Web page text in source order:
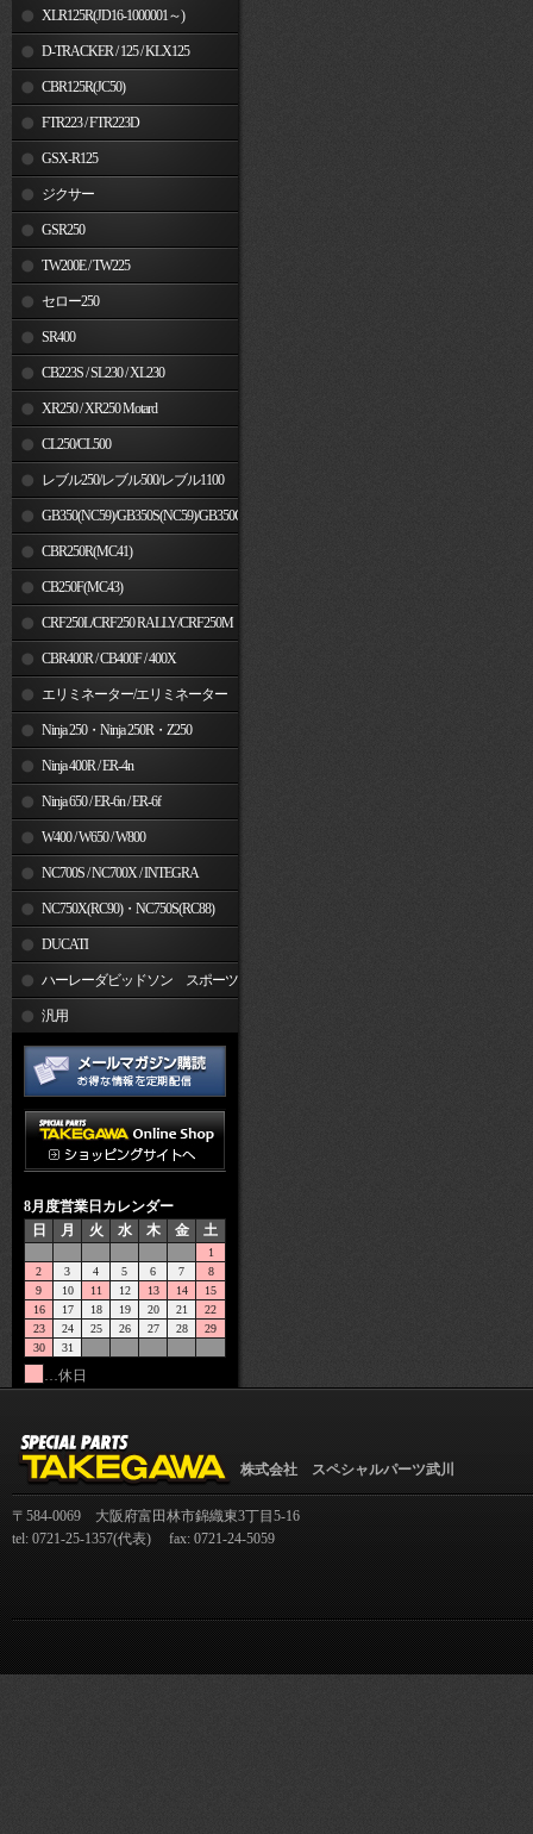
JinchengXLR125R(JD16-1000001～)
D-TRACKER / 125 / KLX125
CBR125R(JC50)
FTR223 / FTR223D
GSX-R125
ジクサー
GSR250
TW200E / TW225
セロー250
SR400
CB223S / SL230 / XL230
XR250 / XR250 Motard
CL250/CL500
レブル250/レブル500/レブル1100
GB350(NC59)/GB350S(NC59)/GB350C(NC64)
CBR250R(MC41)
CB250F(MC43)
CRF250L/CRF250 RALLY/CRF250M
CBR400R / CB400F / 400X
エリミネーター/エリミネーター
SE Ninja 250・Ninja 250R・Z250
Ninja 400R / ER-4n
Ninja 650 / ER-6n / ER-6f
W400 / W650 / W800
NC700S / NC700X / INTEGRA
NC750X(RC90)・NC750S(RC88)
DUCATI
ハーレーダビッドソン スポーツ
スター汎用
8月度営業日カレンダー
日
月 火 水 木 金 土
1
2
3 4 5 6 7
8
9
10 11 12 13 14
15
16
17 18 19 20 21
22
23
24 25 26 27 28
29
30
31
…休日
株式会社 スペシャルパーツ武川
〒584-0069 大阪府富田林市錦織東3丁目5-16
tel: 0721-25-1357(代表) fax: 0721-24-5059